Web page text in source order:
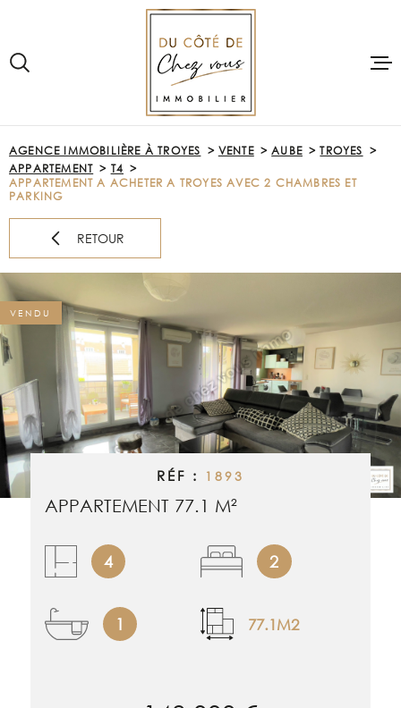
recherche
principal
ACCUEIL
ACHETER
VENDRE
NOTRE
ALERTE
ESTIMATION
AGENCE IMMOBILIÈRE À TROYES VENTE AUBE
TROYES
APPARTEMENT
T4
APPARTEMENT A ACHETER A TROYES AVEC 2 CHAMBRES ET
PARKING
RETOUR
VENDU
RÉF : 1893
APPARTEMENT 77.1 M²
4 2
1 77.1M2
VOTRE
RECHERCHE
TYPE
VILLE
Budget
BUDGET
RECHERCHER